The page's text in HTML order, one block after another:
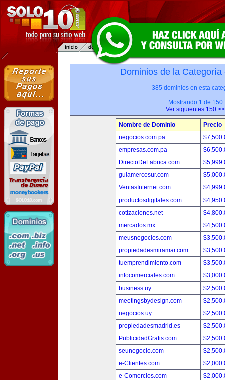
Dominios de la
385 dominios en esta
Mostrando 1 de 150
Ver siguientes 150 >>
Nombre de Dominio
Precio
negocios.com.pa
empresas.com.pa
DirectoDeFabrica.com
guiamercosur.com
VentasInternet.com
productosdigitales.com
cotizaciones.net
mercados.mx
meusnegocios.com
propiedadesmiramar.com
tuemprendimiento.com
infocomerciales.com
business.uy
meetingsbydesign.com
negocios.uy
propiedadesmadrid.es
PublicidadGratis.com
seunegocio.com
e-Clientes.com
e-Comercios.com